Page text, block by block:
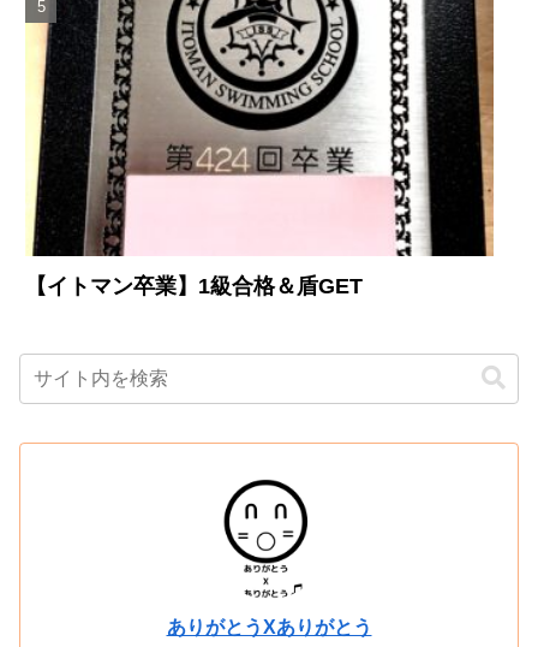
【イトマン卒業】1級合格＆盾GET
ありがとうXありがとう